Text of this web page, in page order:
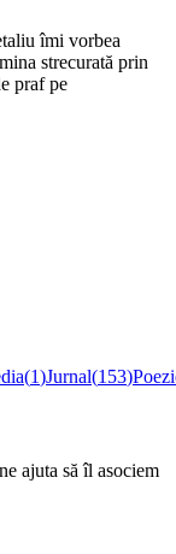
îmi vorbea
strecurată prin
praf pe
(1)Jurnal(153)
ajuta să îl asociem